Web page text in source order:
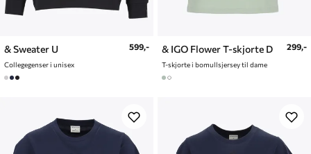
& Sweater U
Collegegenser i unisex
599,- & IGO Flower T-skjorte D
T-skjorte i bomullsjersey til dame
299,-